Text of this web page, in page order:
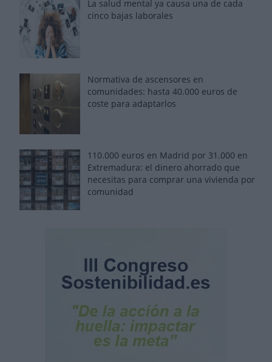
La salud mental ya causa una de cada
cinco bajas laborales
Normativa de ascensores en
comunidades: hasta 40.000 euros de
coste para adaptarlos
110.000 euros en Madrid por 31.000 en
Extremadura: el dinero ahorrado que
necesitas para comprar una vivienda por
comunidad